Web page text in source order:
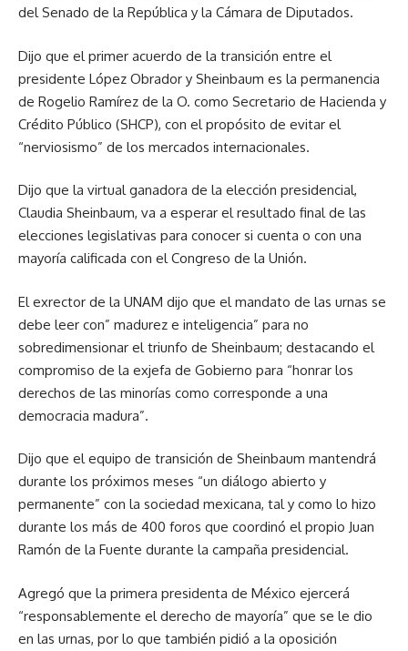
del Senado de la República y la Cámara de Diputados.
Dijo que el primer acuerdo de la transición entre el
presidente López Obrador y Sheinbaum es la permanencia
de Rogelio Ramírez de la O. como Secretario de Hacienda y
Crédito Público (SHCP), con el propósito de evitar el
“nerviosismo” de los mercados internacionales.
Dijo que la virtual ganadora de la elección presidencial,
Claudia Sheinbaum, va a esperar el resultado final de las
elecciones legislativas para conocer si cuenta o con una
mayoría calificada con el Congreso de la Unión.
El exrector de la UNAM dijo que el mandato de las urnas se
debe leer con” madurez e inteligencia” para no
sobredimensionar el triunfo de Sheinbaum; destacando el
compromiso de la exjefa de Gobierno para “honrar los
derechos de las minorías como corresponde a una
democracia madura”.
Dijo que el equipo de transición de Sheinbaum mantendrá
durante los próximos meses “un diálogo abierto y
permanente” con la sociedad mexicana, tal y como lo hizo
durante los más de 400 foros que coordinó el propio Juan
Ramón de la Fuente durante la campaña presidencial.
Agregó que la primera presidenta de México ejercerá
“responsablemente el derecho de mayoría” que se le dio
en las urnas, por lo que también pidió a la oposición